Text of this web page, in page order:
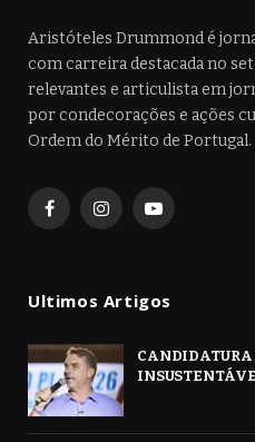
Aristóteles Drummond é
com carreira destacada no
relevantes e articulista em
por condecorações e ações
Ordem do Mérito de Portugal.
FacebookInstagramYouTube
Ultimos Artigos
CANDIDATURA